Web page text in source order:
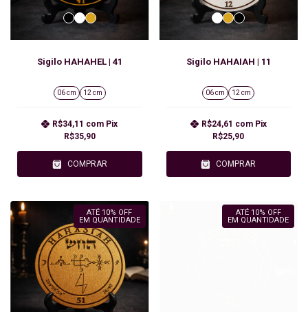
Sigilo HAHAHEL | 41
06 cm 12 cm
R$35,90
R$34,11 com Pix
COMPRAR
Sigilo HAHAIAH | 11
06 cm 12 cm
R$25,90
R$24,61 com Pix
COMPRAR
ATÉ 10% OFF
EM QUANTIDADE
ATÉ 10% OFF
EM QUANTIDADE